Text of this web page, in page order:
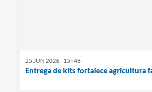
25 JUN 2026 - 15h48
Entrega de kits fortalece agricultura